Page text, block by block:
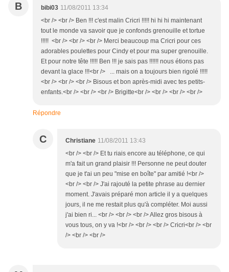
B bibi03 11/08/2011 13:34
<br /> <br /> Ben !!! c'est malin Cricri !!!!! hi hi hi maintenant
tout le monde va savoir que je confonds grenouille et tortue
!!!!! <br /> <br /> <br /> Merci beaucoup ma Cricri pour ces
adorables poulettes pour Cindy et pour ma super grenouille.
Et pour notre tête !!!!! Ben !!! je sais pas !!!!!! nous étions pas
devant la glace !!!<br /> ... mais on a toujours bien rigolé !!!!!
<br /> <br /> <br /> Bisous et bon après-midi avec tes petits-
enfants.<br /> <br /> <br /> Brigitte<br /> <br /> <br /> <br />
Répondre
C Christiane 11/08/2011 13:43
<br /> <br /> Et tu riais encore au téléphone, ce qui
m'a fait un grand plaisir !!! Personne ne peut douter
que je t'ai un peu "mise en boîte" par amitié !<br />
<br /> <br /> J'ai rajouté la petite phrase au dernier
moment. J'avais préparé mon article il y a quelques
jours, il ne me restait plus qu'à compléter. Moi aussi
j'ai bien ri... <br /> <br /> <br /> Allez gros bisous à
vous tous, on y va !<br /> <br /> <br /> Cricri<br /> <br
/> <br /> <br />